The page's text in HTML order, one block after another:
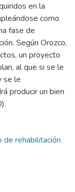
en la
como
fase de
Según Orozco,
un proyecto
al que si se le
se le
producir un bien
de rehabilitación